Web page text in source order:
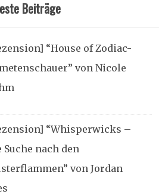
Beiträge
“House of Zodiac-
von Nicole
“Whisperwicks –
Suche nach den
von Jordan